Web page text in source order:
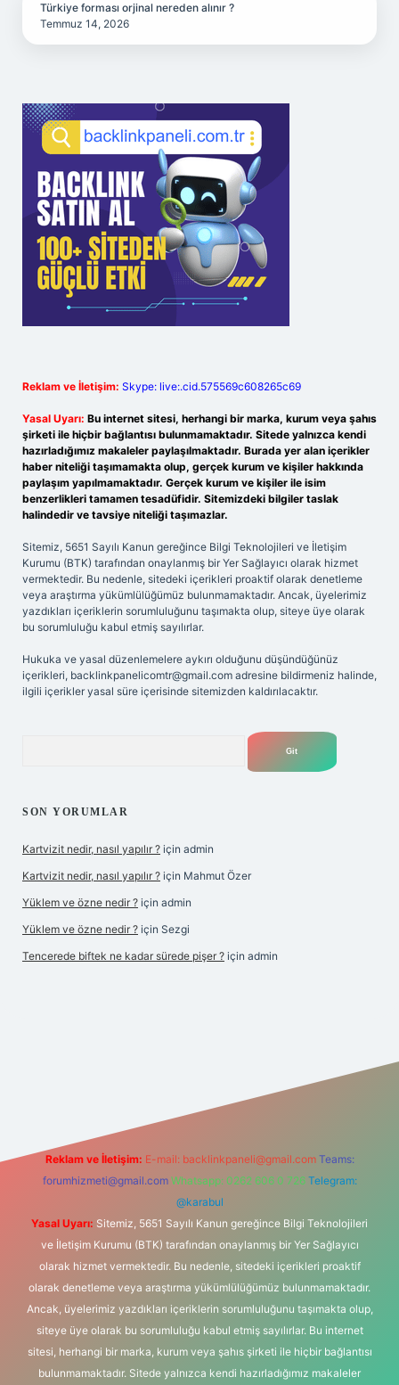
Türkiye forması orjinal nereden alınır ?
Temmuz 14, 2026
Reklam ve İletişim: Skype: live:.cid.575569c608265c69
Yasal Uyarı: Bu internet sitesi, herhangi bir marka, kurum veya şahıs
şirketi ile hiçbir bağlantısı bulunmamaktadır. Sitede yalnızca kendi
hazırladığımız makaleler paylaşılmaktadır. Burada yer alan içerikler
haber niteliği taşımamakta olup, gerçek kurum ve kişiler hakkında
paylaşım yapılmamaktadır. Gerçek kurum ve kişiler ile isim
benzerlikleri tamamen tesadüfidir. Sitemizdeki bilgiler taslak
halindedir ve tavsiye niteliği taşımazlar.
Sitemiz, 5651 Sayılı Kanun gereğince Bilgi Teknolojileri ve İletişim
Kurumu (BTK) tarafından onaylanmış bir Yer Sağlayıcı olarak hizmet
vermektedir. Bu nedenle, sitedeki içerikleri proaktif olarak denetleme
veya araştırma yükümlülüğümüz bulunmamaktadır. Ancak, üyelerimiz
yazdıkları içeriklerin sorumluluğunu taşımakta olup, siteye üye olarak
bu sorumluluğu kabul etmiş sayılırlar.
Hukuka ve yasal düzenlemelere aykırı olduğunu düşündüğünüz
içerikleri, backlinkpanelicomtr@gmail.com adresine bildirmeniz halinde,
ilgili içerikler yasal süre içerisinde sitemizden kaldırılacaktır.
SON YORUMLAR
Kartvizit nedir, nasıl yapılır ? için admin
Kartvizit nedir, nasıl yapılır ? için Mahmut Özer
Yüklem ve özne nedir ? için admin
Yüklem ve özne nedir ? için Sezgi
Tencerede biftek ne kadar sürede pişer ? için admin
https://betexpergir.net/
Reklam ve İletişim: E-mail: backlinkpaneli@gmail.com Teams:
forumhizmeti@gmail.com Whatsapp: 0262 606 0 726 Telegram:
@karabul
Yasal Uyarı: Sitemiz, 5651 Sayılı Kanun gereğince Bilgi Teknolojileri
ve İletişim Kurumu (BTK) tarafından onaylanmış bir Yer Sağlayıcı
olarak hizmet vermektedir. Bu nedenle, sitedeki içerikleri proaktif
olarak denetleme veya araştırma yükümlülüğümüz bulunmamaktadır.
Ancak, üyelerimiz yazdıkları içeriklerin sorumluluğunu taşımakta olup,
siteye üye olarak bu sorumluluğu kabul etmiş sayılırlar. Bu internet
sitesi, herhangi bir marka, kurum veya şahıs şirketi ile hiçbir bağlantısı
bulunmamaktadır. Sitede yalnızca kendi hazırladığımız makaleler